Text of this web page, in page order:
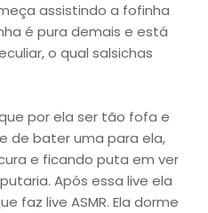
assistindo a fofinha
é pura demais e está
o qual salsichas
por ela ser tão fofa e
de bater uma para ela,
e ficando puta em ver
Após essa live ela
faz live ASMR. Ela dorme